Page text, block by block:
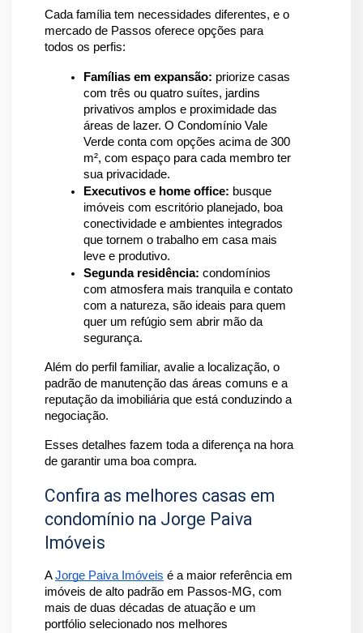
Cada família tem necessidades diferentes, e o
mercado de Passos oferece opções para
todos os perfis:
Famílias em expansão: priorize casas
com três ou quatro suítes, jardins
privativos amplos e proximidade das
áreas de lazer. O Condomínio Vale
Verde conta com opções acima de 300
m², com espaço para cada membro ter
sua privacidade.
Executivos e home office: busque
imóveis com escritório planejado, boa
conectividade e ambientes integrados
que tornem o trabalho em casa mais
leve e produtivo.
Segunda residência: condomínios
com atmosfera mais tranquila e contato
com a natureza, são ideais para quem
quer um refúgio sem abrir mão da
segurança.
Além do perfil familiar, avalie a localização, o
padrão de manutenção das áreas comuns e a
reputação da imobiliária que está conduzindo a
negociação.
Esses detalhes fazem toda a diferença na hora
de garantir uma boa compra.
Confira as melhores casas em
condomínio na Jorge Paiva
Imóveis
A Jorge Paiva Imóveis é a maior referência em
imóveis de alto padrão em Passos-MG, com
mais de duas décadas de atuação e um
portfólio selecionado nos melhores